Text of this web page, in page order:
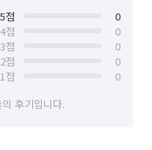
5점
0
4점
0
3점
0
2점
0
1점
0
후기입니다.